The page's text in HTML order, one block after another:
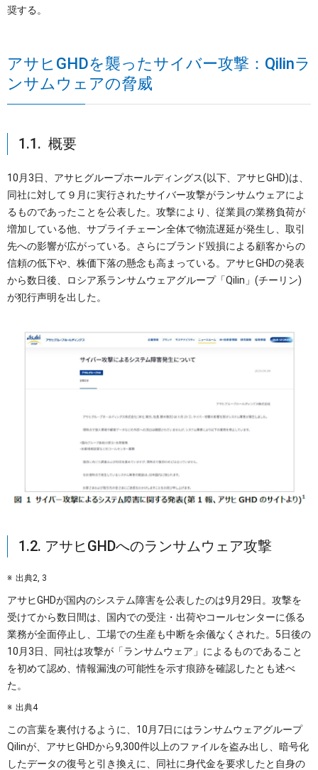
奨する。
アサヒGHDを襲ったサイバー攻撃：Qilinラ
ンサムウェアの脅威
1.1. 概要
10月3日、アサヒグループホールディングス(以下、アサヒGHD)は、
同社に対して９月に実行されたサイバー攻撃がランサムウェアによ
るものであったことを公表した。攻撃により、従業員の業務負荷が
増加している他、サプライチェーン全体で物流遅延が発生し、取引
先への影響が広がっている。さらにブランド毀損による顧客からの
信頼の低下や、株価下落の懸念も高まっている。アサヒGHDの発表
から数日後、ロシア系ランサムウェアグループ「Qilin」(チーリン)
が犯行声明を出した。
1.2. アサヒGHDへのランサムウェア攻撃
出典2, 3
アサヒGHDが国内のシステム障害を公表したのは9月29日。攻撃を
受けてから数日間は、国内での受注・出荷やコールセンターに係る
業務が全面停止し、工場での生産も中断を余儀なくされた。5日後の
10月3日、同社は攻撃が「ランサムウェア」によるものであること
を初めて認め、情報漏洩の可能性を示す痕跡を確認したとも述べ
た。
出典4
この言葉を裏付けるように、10月7日にはランサムウェアグループ
Qilinが、アサヒGHDから9,300件以上のファイルを盗み出し、暗号化
したデータの復号と引き換えに、同社に身代金を要求したと自身の